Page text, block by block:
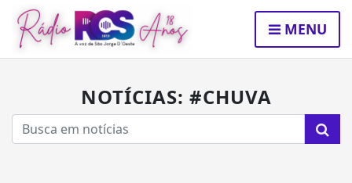
MENU
NOTÍCIAS: #CHUVA